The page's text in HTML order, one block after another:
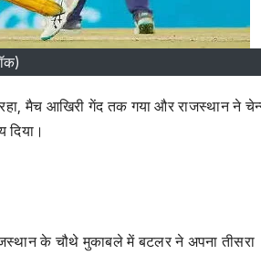
मैच आखिरी गेंद तक गया और राजस्थान ने
के चौथे मुकाबले में बटलर ने अपना तीसरा